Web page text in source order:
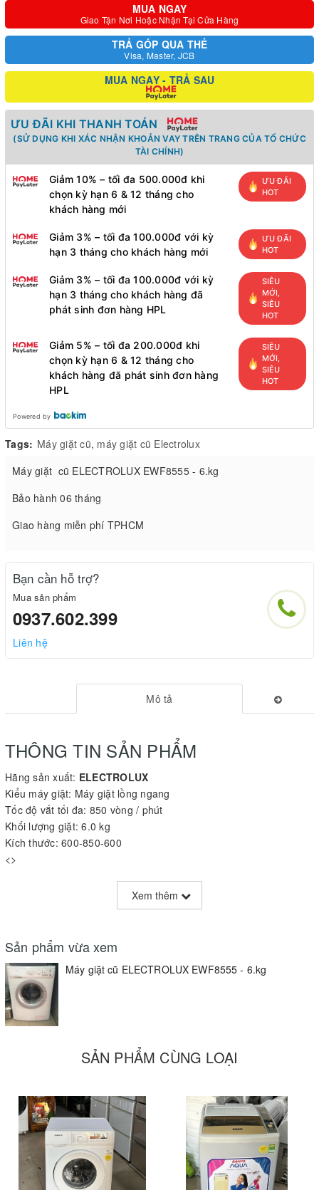
MUA NGAY
Giao Tận Nơi Hoặc Nhận Tại Cửa Hàng
TRẢ GÓP QUA THẺ
Visa, Master, JCB
MUA NGAY - TRẢ SAU
ƯU ĐÃI KHI THANH TOÁN
(SỬ DỤNG KHI XÁC NHẬN KHOẢN VAY TRÊN TRANG CỦA TỔ CHỨC
TÀI CHÍNH)
Giảm 10% – tối đa 500.000đ khi
chọn kỳ hạn 6 & 12 tháng cho
khách hàng mới
ƯU ĐÃI
HOT
Giảm 3% – tối đa 100.000đ với kỳ
hạn 3 tháng cho khách hàng mới
ƯU ĐÃI
HOT
Giảm 3% – tối đa 100.000đ với kỳ
hạn 3 tháng cho khách hàng đã
phát sinh đơn hàng HPL
SIÊU
MỚI,
SIÊU
HOT
Giảm 5% – tối đa 200.000đ khi
chọn kỳ hạn 6 & 12 tháng cho
khách hàng đã phát sinh đơn hàng
HPL
SIÊU
MỚI,
SIÊU
HOT
Powered by
Tags: Máy giặt cũ, máy giặt cũ Electrolux
Máy giặt cũ ELECTROLUX EWF8555 - 6.kg
Bảo hành 06 tháng
Giao hàng miễn phí TPHCM
Bạn cần hỗ trợ?
Mua sản phẩm
0937.602.399
Liên hệ
Mô tả
THÔNG TIN SẢN PHẨM
Hãng sản xuất: ELECTROLUX
Kiểu máy giặt: Máy giặt lồng ngang
Tốc độ vắt tối đa: 850 vòng / phút
Khối lượng giặt: 6.0 kg
Kích thước: 600-850-600
<>
Vận hành tiếp khi có điện lại (Auto restart)
Thùng giặt bằng thép không rỉ
Màn hình kỹ thuật số hiển thị thời gian giặt
Khoá an toàn và bảo vệ trẻ em
Chuông báo kết thúc
Xem thêm
Sản phẩm vừa xem
Máy giặt cũ ELECTROLUX EWF8555 - 6.kg
SẢN PHẨM CÙNG LOẠI